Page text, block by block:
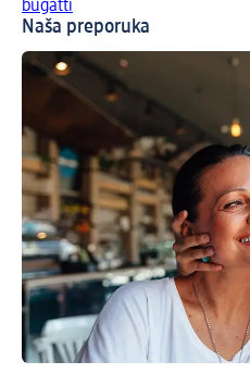
bugatti
Naša preporuka